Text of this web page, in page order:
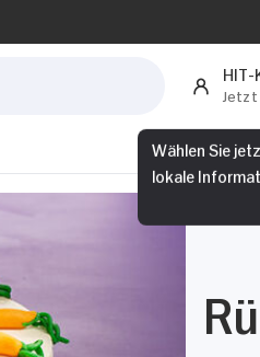
HIT-
Jetzt
Wählen Sie
lokale